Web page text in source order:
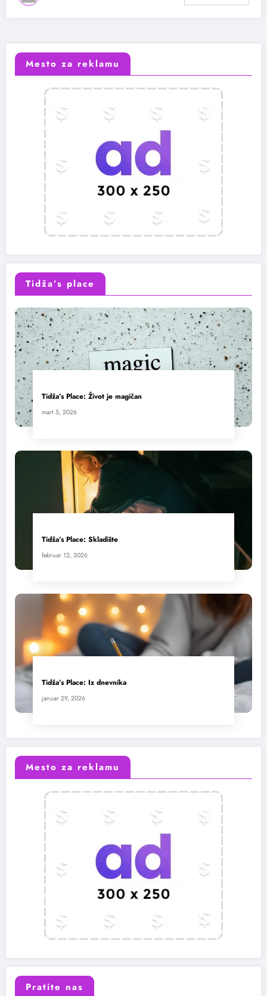
Mesto za reklamu
Tidža’s place
Tidža’s Place: Život je magičan
mart 5, 2026
Tidža’s Place: Skladište
februar 12, 2026
Tidža’s Place: Iz dnevnika
januar 29, 2026
Mesto za reklamu
Pratite nas